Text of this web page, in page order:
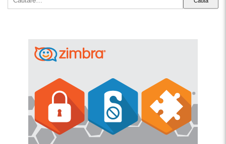
după: